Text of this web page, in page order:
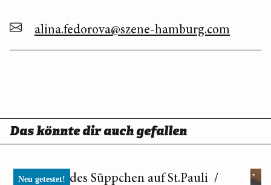
alina.fedorova@szene-hamburg.com
Das könnte dir auch gefallen
Neu getestet!